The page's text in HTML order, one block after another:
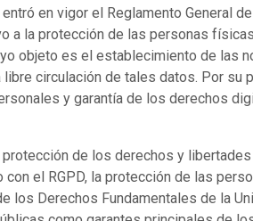
en vigor el Reglamento General
a la protección de las personas
objeto es el establecimiento de las
circulación de tales datos. Por su
y garantía de los derechos
de los derechos y
con el RGPD, la protección de las
los Derechos Fundamentales de la